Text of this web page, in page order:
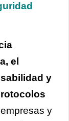
el
y
y